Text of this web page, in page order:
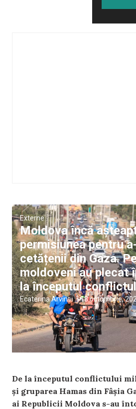
Externe
Moldova încă
permisiunea pentru
cetățenii din Gaza.
moldoveni au plecat
la începutul
Ecaterina Arvintii |18 octombrie,
De la începutul conflictului
și gruparea Hamas din Fâșia
ai Republicii Moldova s-au